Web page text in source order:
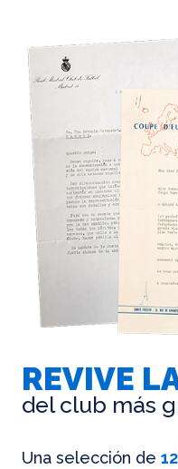
REVIVE
del club más
Una selección de